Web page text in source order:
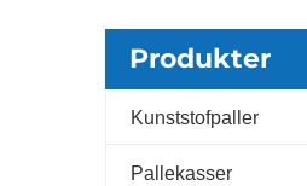
Produkter
Kunststofpaller
Pallekasser